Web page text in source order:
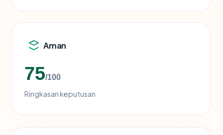
Aman
75/100
Ringkasan keputusan